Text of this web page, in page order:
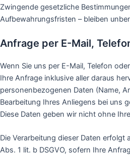
Zwingende gesetzliche
Aufbewahrungsfristen – bleiben
Anfrage per E-Mail,
Wenn Sie uns per E-Mail, Telefon
Ihre Anfrage inklusive aller daraus
personenbezogenen Daten (Name,
Bearbeitung Ihres Anliegens bei uns
Diese Daten geben wir nicht ohne
Die Verarbeitung dieser Daten erfolgt
Abs. 1 lit. b DSGVO, sofern Ihre